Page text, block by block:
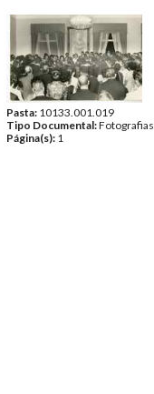
Pasta: 10133.001.019
Tipo Documental:Fotografias
Página(s): 1